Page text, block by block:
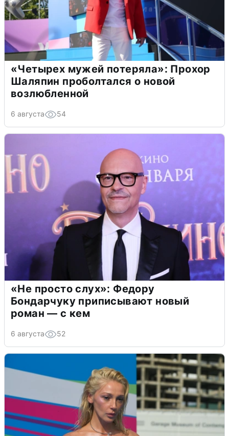
«Четырех мужей потеряла»: Прохор
Шаляпин проболтался о новой
возлюбленной
6 августа 54
«Не просто слух»: Федору
Бондарчуку приписывают новый
роман — с кем
6 августа 52